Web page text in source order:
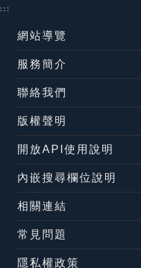
:::
網站導覽
服務簡介
聯絡我們
版權聲明
開放API使用說明
內嵌搜尋欄位說明
相關連結
常見問題
隱私權政策